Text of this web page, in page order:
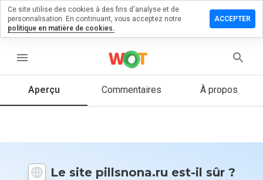
menu
Aperçu Commentaires À propos
Le site pillsnona.ru est-il sûr ?
un
1 et 5
vous à ce
site ?
Ce site utilise des cookies à des fins d'analyse et de
personnalisation. En continuant, vous acceptez notre
politique en matière de cookies.
ACCEPTER